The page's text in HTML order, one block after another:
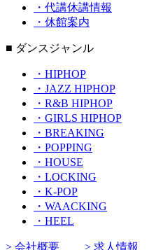
・代講休講情報
・休館案内
■ ダンスジャンル
・HIPHOP
・JAZZ HIPHOP
・R&B HIPHOP
・GIRLS HIPHOP
・BREAKING
・POPPING
・HOUSE
・LOCKING
・K-POP
・WAACKING
・HEEL
> 会社概要 > 求人情報